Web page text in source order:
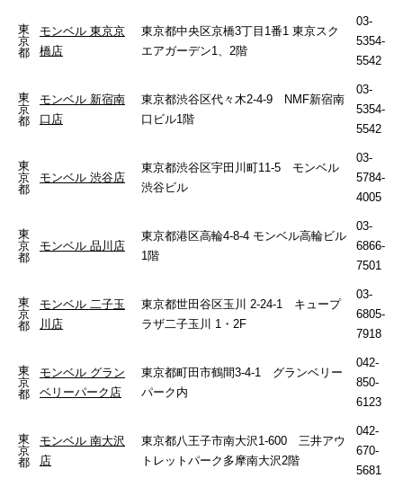
東
京
都
モンベル 東京京
橋店
東京都中央区京橋3丁目1番1 東京スク
エアガーデン1、2階
03-
5354-
5542
東
京
都
モンベル 新宿南
口店
東京都渋谷区代々木2-4-9 NMF新宿南
口ビル1階
03-
5354-
5542
東
京
都
モンベル 渋谷店
東京都渋谷区宇田川町11-5 モンベル
渋谷ビル
03-
5784-
4005
東
京
都
モンベル 品川店
東京都港区高輪4-8-4 モンベル高輪ビル
1階
03-
6866-
7501
東
京
都
モンベル 二子玉
川店
東京都世田谷区玉川 2-24-1 キュープ
ラザ二子玉川 1・2F
03-
6805-
7918
東
京
都
モンベル グラン
ベリーパーク店
東京都町田市鶴間3-4-1 グランベリー
パーク内
042-
850-
6123
東
京
都
モンベル 南大沢
店
東京都八王子市南大沢1-600 三井アウ
トレットパーク多摩南大沢2階
042-
670-
5681